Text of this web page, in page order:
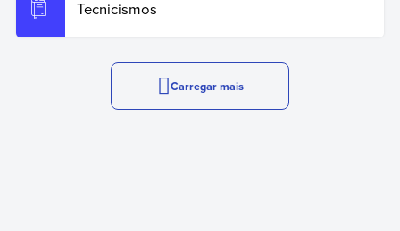
Tecnicismos
Carregar mais